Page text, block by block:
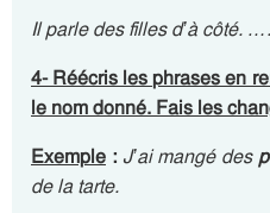
Il parle des filles d’à
4- Réécris les phrases en
le nom donné. Fais les
Exemple : J’ai mangé des
de la tarte.